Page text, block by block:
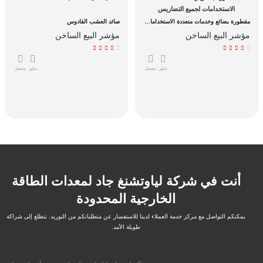
صائد العشب القادوس
مؤشر البيع الساخن
مفصل شاور
الاستخدامات لجميع التضاريس
مؤشر البيع الساخن
مفصل شاور
أنت في شركة لياوتشنغ جاد لمعدات الطاقة
الخارجية المحدودة
يمكنكم التواصل مع مركز خدمة العملاء لدينا للاستفسار عن متطلباتكم من التوريد. نتطلع إلى شراكة
طويلة الأمد.